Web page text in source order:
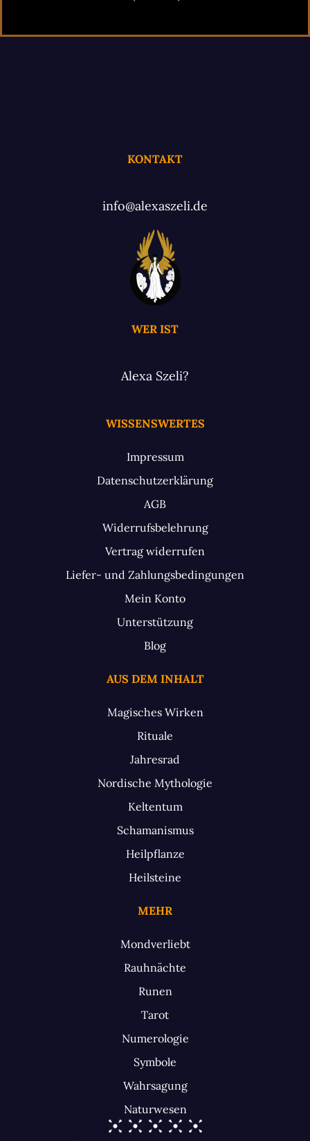
KONTAKT
info@alexaszeli.de
WER IST
Alexa Szeli?
WISSENSWERTES
Impressum
Datenschutzerklärung
AGB
Widerrufsbelehrung
Vertrag widerrufen
Liefer- und Zahlungsbedingungen
Mein Konto
Unterstützung
Blog
AUS DEM INHALT
Magisches Wirken
Rituale
Jahresrad
Nordische Mythologie
Keltentum
Schamanismus
Heilpflanze
Heilsteine
MEHR
Mondverliebt
Rauhnächte
Runen
Tarot
Numerologie
Symbole
Wahrsagung
Naturwesen